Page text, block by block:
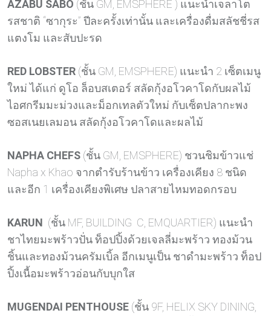
AZABU SABO (ชั้น GM, EMSPHERE ) แนะนำเจลาโต
รสชาติ “ซากุระ” ปีละครั้งเท่านั้น และเครื่องดื่มสลัชชี่รส
แตงโม และสับปะรด
RED LOBSTER (ชั้น GM, EMSPHERE) แนะนำ 2 เซ็ตเมนู
ใหม่ ได้แก่ ดูโอ ล็อบสเตอร์ สลัดกุ้งอโวคาโดกับผลไม้
ไอศกรีมมะม่วงและม็อกเทลตัวใหม่ กับเซ็ตปลากะพง
ซอสเนยเลมอน สลัดกุ้งอโวคาโดและผลไม้
NAPHA CHEFS (ชั้น GM, EMSPHERE) ชวนชิมข้าวแช่
Napha x Khao จากตำรับร้านข้าว เครื่องเคียง 8 ชนิด
และอีก 1 เครื่องเคียงพิเศษ ปลาสายไหมทอดกรอบ
KARUN (ชั้น MF, BUILDING C, EMQUARTIER) แนะนำ
ชาไทยมะพร้าวปั่น ท็อปปิ้งด้วยเจลลี่มะพร้าว ทองม้วน
ชิ้นและทองม้วนครัมเบิ้ล อีกเมนูเป็น ชาดำมะพร้าว ท็อป
ปิ้งเนื้อมะพร้าวอ่อนกับบุกใส
MUGENDAI PENTHOUSE (ชั้น 9F, HELIX SKY DINING,